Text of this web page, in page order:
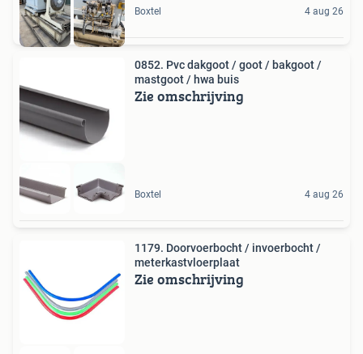
Boxtel 4 aug 26
0852. Pvc dakgoot / goot / bakgoot /
mastgoot / hwa buis
Zie omschrijving
Boxtel 4 aug 26
1179. Doorvoerbocht / invoerbocht /
meterkastvloerplaat
Zie omschrijving